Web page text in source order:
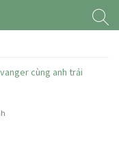
cùng anh trải